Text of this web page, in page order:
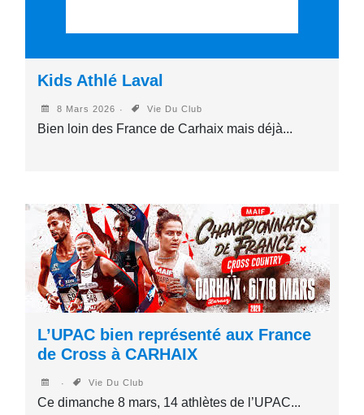
Kids Athlé Laval
8 Mars 2026 Vie Du Club
Bien loin des France de Carhaix mais déjà...
L’UPAC bien représenté aux France
de Cross à CARHAIX
Vie Du Club
Ce dimanche 8 mars, 14 athlètes de l’UPAC...